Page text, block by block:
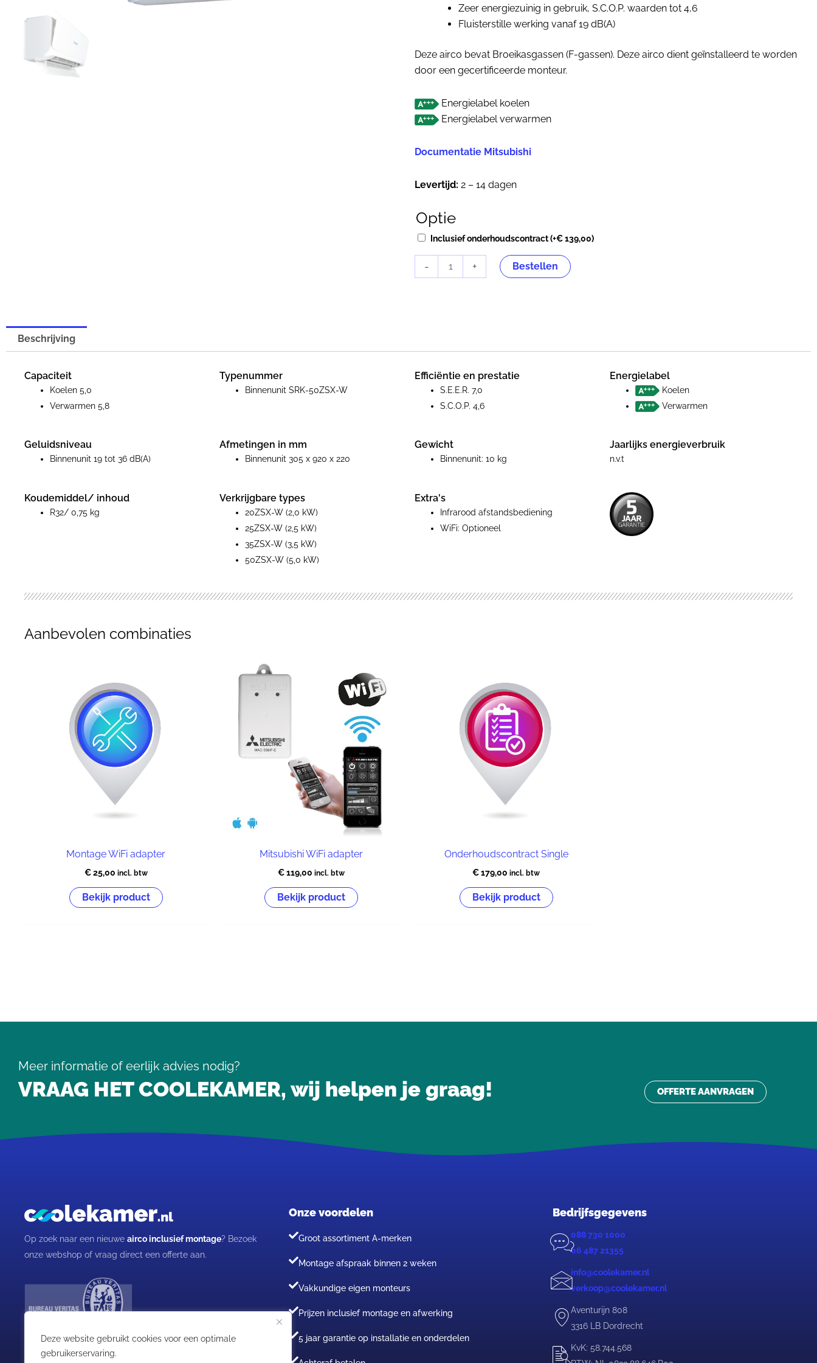
Deze website gebruikt cookies voor een optimale
gebruikerservaring.
Zeer energiezuinig in gebruik, S.C.O.P. waarden tot 4,6
Fluisterstille werking vanaf 19 dB(A)
Deze airco bevat Broeikasgassen (F-gassen). Deze airco dient geïnstalleerd te worden
door een gecertificeerde monteur.
Energielabel koelen
Energielabel verwarmen
Documentatie Mitsubishi
Levertijd: 2 – 14 dagen
Optie
Inclusief onderhoudscontract(+€139,00)
-
Mitsubishi
Heavy
50ZSX-
W
+ Bestellen
Beschrijving
Capaciteit
Koelen 5,0
Verwarmen 5,8
Typenummer
Binnenunit SRK-50ZSX-W
Efficiëntie en prestatie
S.E.E.R. 7,0
S.C.O.P. 4,6
Energielabel
Koelen
Verwarmen
Geluidsniveau
Binnenunit 19 tot 36 dB(A)
Afmetingen in mm
Binnenunit 305 x 920 x 220
Gewicht
Binnenunit: 10 kg
Jaarlijks energieverbruik
n.v.t
Koudemiddel/ inhoud
R32/ 0,75 kg
Verkrijgbare types
20ZSX-W (2,0 kW)
25ZSX-W (2,5 kW)
35ZSX-W (3,5 kW)
50ZSX-W (5,0 kW)
Extra's
Infrarood afstandsbediening
WiFi: Optioneel
Aanbevolen combinaties
Montage WiFi adapter
€25,00 incl. btw
Bekijk product
Mitsubishi WiFi adapter
€119,00 incl. btw
Bekijk product
Onderhoudscontract Single
€179,00 incl. btw
Bekijk product
Meer informatie of eerlijk advies nodig?
VRAAG HET COOLEKAMER, wij helpen je graag! OFFERTE AANVRAGEN
Op zoek naar een nieuwe airco inclusief montage? Bezoek
onze webshop of vraag direct een offerte aan.
Onze voordelen
Groot assortiment A-merken
Montage afspraak binnen 2 weken
Vakkundige eigen monteurs
Prijzen inclusief montage en afwerking
5 jaar garantie op installatie en onderdelen
Bedrijfsgegevens
088 730 1000
06 487 21355
info@coolekamer.nl
verkoop@coolekamer.nl
Aventurijn 808
3316 LB Dordrecht
KvK: 58.744.568